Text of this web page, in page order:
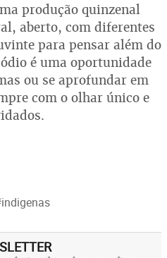
produção quinzenal
aberto, com diferentes
para pensar além do
é uma oportunidade
ou se aprofundar em
com o olhar único e